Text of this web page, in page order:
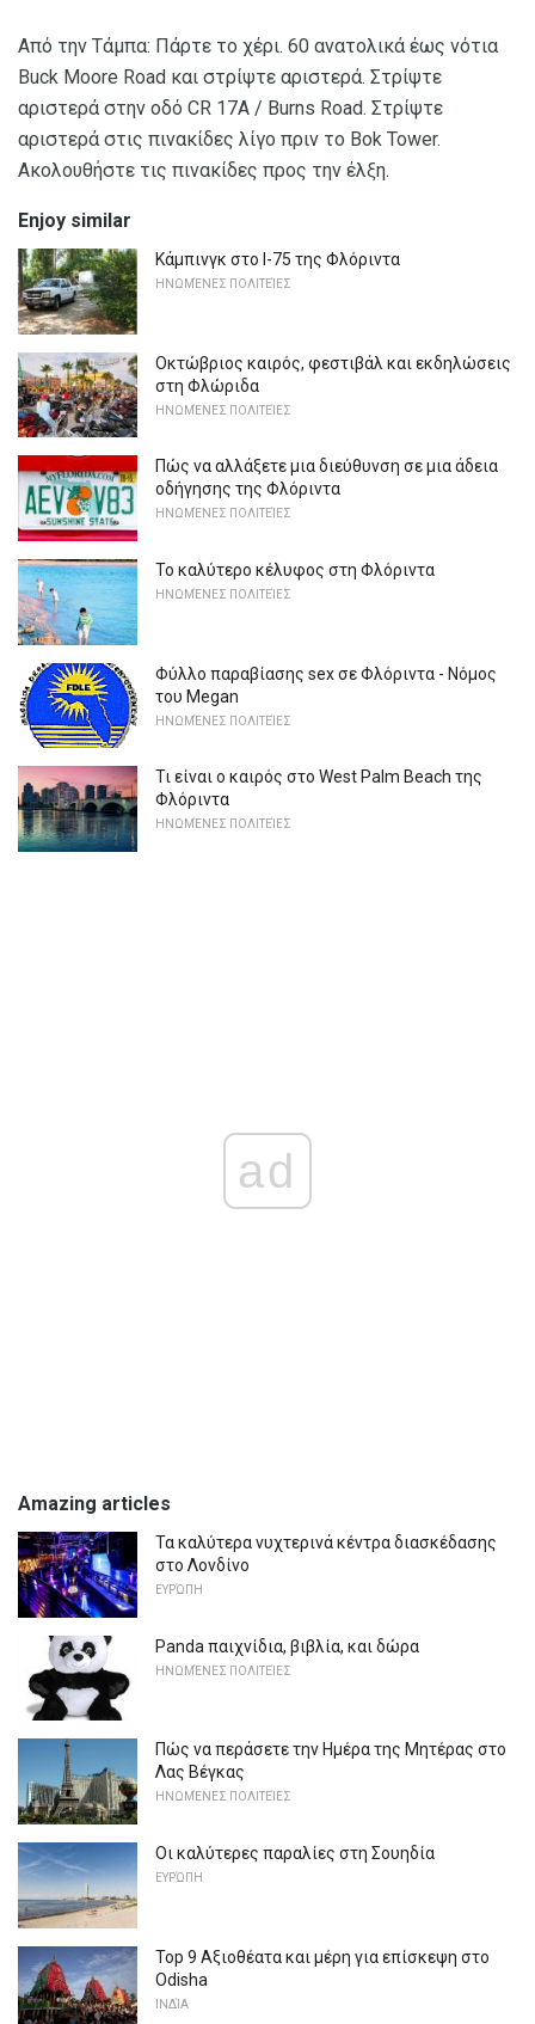
Από την Τάμπα: Πάρτε το χέρι. 60 ανατολικά έως νότια
Buck Moore Road και στρίψτε αριστερά. Στρίψτε
αριστερά στην οδό CR 17A / Burns Road. Στρίψτε
αριστερά στις πινακίδες λίγο πριν το Bok Tower.
Ακολουθήστε τις πινακίδες προς την έλξη.
Enjoy similar
Κάμπινγκ στο I-75 της Φλόριντα
ΗΝΩΜΈΝΕΣ ΠΟΛΙΤΕΊΕΣ
Οκτώβριος καιρός, φεστιβάλ και εκδηλώσεις
στη Φλώριδα
ΗΝΩΜΈΝΕΣ ΠΟΛΙΤΕΊΕΣ
Πώς να αλλάξετε μια διεύθυνση σε μια άδεια
οδήγησης της Φλόριντα
ΗΝΩΜΈΝΕΣ ΠΟΛΙΤΕΊΕΣ
Το καλύτερο κέλυφος στη Φλόριντα
ΗΝΩΜΈΝΕΣ ΠΟΛΙΤΕΊΕΣ
Φύλλο παραβίασης sex σε Φλόριντα - Νόμος
του Megan
ΗΝΩΜΈΝΕΣ ΠΟΛΙΤΕΊΕΣ
Τι είναι ο καιρός στο West Palm Beach της
Φλόριντα
ΗΝΩΜΈΝΕΣ ΠΟΛΙΤΕΊΕΣ
ad
Amazing articles
Τα καλύτερα νυχτερινά κέντρα διασκέδασης
στο Λονδίνο
ΕΥΡΏΠΗ
Panda παιχνίδια, βιβλία, και δώρα
ΗΝΩΜΈΝΕΣ ΠΟΛΙΤΕΊΕΣ
Πώς να περάσετε την Ημέρα της Μητέρας στο
Λας Βέγκας
ΗΝΩΜΈΝΕΣ ΠΟΛΙΤΕΊΕΣ
Οι καλύτερες παραλίες στη Σουηδία
ΕΥΡΏΠΗ
Top 9 Αξιοθέατα και μέρη για επίσκεψη στο
Odisha
ΙΝΔΊΑ